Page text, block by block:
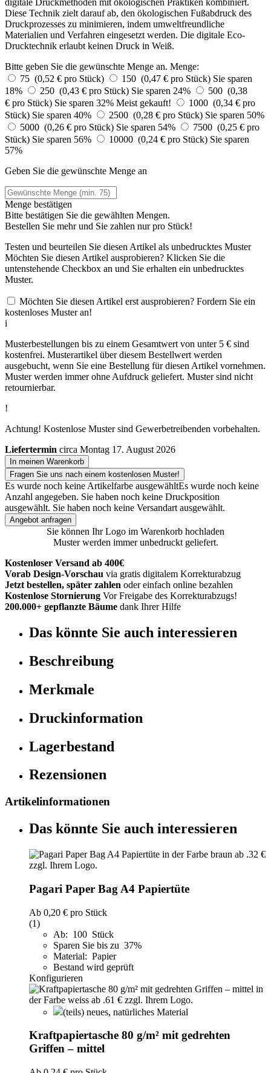
digitale Druckmethoden mit ökologischen Praktiken kombiniert.
Diese Technik zielt darauf ab, den ökologischen Fußabdruck des
Druckprozesses zu minimieren, indem umweltfreundliche
Materialien und Verfahren eingesetzt werden. Die digitale Eco-
Drucktechnik erlaubt keinen Druck in Weiß.
Bitte geben Sie die gewünschte Menge an. Menge:
75 (0,52 € pro Stück)
150 (0,47 € pro Stück) Sie sparen
18%
250 (0,43 € pro Stück) Sie sparen 24%
500 (0,38
€ pro Stück) Sie sparen 32% Meist gekauft!
1000 (0,34 € pro
Stück) Sie sparen 40% 2500 (0,28 € pro Stück) Sie sparen 50%
5000 (0,26 € pro Stück) Sie sparen 54%
7500 (0,25 € pro
Stück) Sie sparen 56% 10000 (0,24 € pro Stück) Sie sparen
57%
Geben Sie die gewünschte Menge an
Menge bestätigen
Bitte bestätigen Sie die gewählten Mengen.
Bestellen Sie mehr und Sie zahlen nurpro Stück!
Testen und beurteilen Sie diesen Artikel als unbedrucktes Muster
Möchten Sie diesen Artikel ausprobieren? Klicken Sie die
untenstehende Checkbox an und Sie erhalten ein unbedrucktes
Muster.
Möchten Sie diesen Artikel erst ausprobieren? Fordern Sie ein
kostenloses Muster an!
i
Musterbestellungen bis zu einem Gesamtwert von unter 5 € sind
kostenfrei. Musterartikel über diesem Bestellwert werden
ausgebucht, wenn Sie eine Bestellung für diesen Artikel vornehmen.
Muster werden immer ohne Aufdruck geliefert. Muster sind nicht
retournierbar.
!
Achtung! Kostenlose Muster sind Gewerbetreibenden vorbehalten.
Liefertermin circa Montag 17. August 2026
In meinen Warenkorb
Fragen Sie uns nach einem kostenlosen Muster!
Es wurde noch keine Artikelfarbe ausgewähltEs wurde noch keine
Anzahl angegeben. Sie haben noch keine Druckposition
ausgewählt. Sie haben noch keine Versandart ausgewählt.
Angebot anfragen
Sie können Ihr Logo im Warenkorb hochladen
Muster werden immer unbedruckt geliefert.
Kostenloser Versand ab 400€
Vorab Design-Vorschau via gratis digitalem Korrekturabzug
Jetzt bestellen, später zahlen oder einfach online bezahlen
Kostenlose Stornierung Vor Freigabe des Korrekturabzugs!
200.000+ gepflanzte Bäume dank Ihrer Hilfe
Das könnte Sie auch interessieren
Beschreibung
Merkmale
Druckinformation
Lagerbestand
Rezensionen
Artikelinformationen
Das könnte Sie auch interessieren
Pagari Paper Bag A4 Papiertüte
Ab 0,20 € pro Stück
(1)
Ab: 100 Stück
Sparen Sie bis zu 37%
Material: Papier
Bestand wird geprüft
Konfigurieren
(teils) neues, natürliches Material
Kraftpapiertasche 80 g/m² mit gedrehten
Griffen – mittel